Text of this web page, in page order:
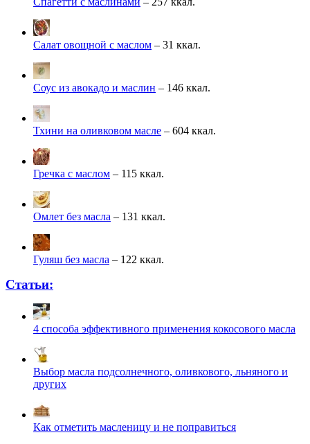
Салат овощной с маслом – 31 ккал.
Соус из авокадо и маслин – 146 ккал.
Тхини на оливковом масле – 604 ккал.
Гречка с маслом – 115 ккал.
Омлет без масла – 131 ккал.
Гуляш без масла – 122 ккал.
Статьи:
4 способа эффективного применения кокосового масла
Выбор масла подсолнечного, оливкового, льняного и
других
Как отметить масленицу и не поправиться